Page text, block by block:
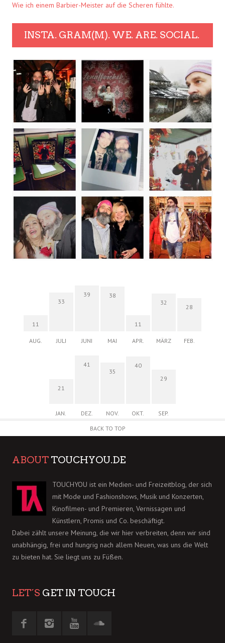
Wie ich einem Barbier-Meister auf die Scheren fühlte.
INSTA. GRAM(M). WE. ARE. SOCIAL.
11
AUG.
33
JULI
39
JUNI
38
MAI
11
APR.
32
MÄRZ
28
FEB.
21
JAN.
41
DEZ.
35
NOV.
40
OKT.
29
SEP.
BACK TO TOP
ABOUT TOUCHYOU.DE
TOUCHYOU ist ein Medien- und Freizeitblog, der sich
mit Mode und Fashionshows, Musik und Konzerten,
Kinofilmen- und Premieren, Vernissagen und
Künstlern, Promis und Co. beschäftigt.
Dabei zählt unsere Meinung, die wir hier verbreiten, denn wir sind
unabhängig, frei und hungrig nach allem Neuen, was uns die Welt
zu bieten hat. Sie liegt uns zu Füßen.
LET´S GET IN TOUCH